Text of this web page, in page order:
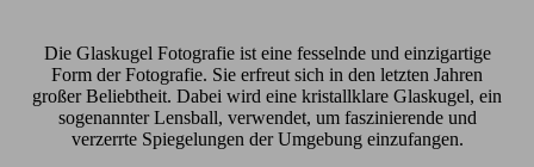
Die Glaskugel Fotografie ist eine fesselnde und einzigartige
Form der Fotografie. Sie erfreut sich in den letzten Jahren
großer Beliebtheit. Dabei wird eine kristallklare Glaskugel, ein
sogenannter Lensball, verwendet, um faszinierende und
verzerrte Spiegelungen der Umgebung einzufangen.